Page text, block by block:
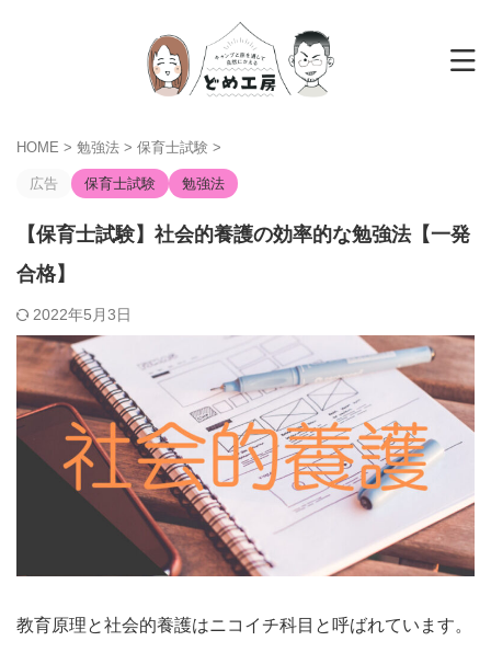
HOME > 勉強法 > 保育士試験 >
広告 保育士試験 勉強法
【保育士試験】社会的養護の効率的な勉強法【一発
合格】
2022年5月3日
教育原理と社会的養護はニコイチ科目と呼ばれています。